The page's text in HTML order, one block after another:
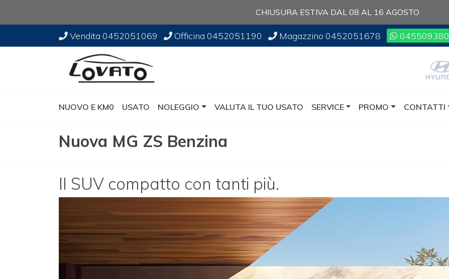
CHIUSURA ESTIVA DAL 08 AL 16 AGOSTO
Vendita 0452051069 Officina0452051190 Magazzino 0452051678 045509380
NUOVO E KM0 USATO NOLEGGIO VALUTA IL TUO USATO SERVICE PROMO CONTATTI
Nuova MG ZS Benzina
Il SUV compatto con tanti più.